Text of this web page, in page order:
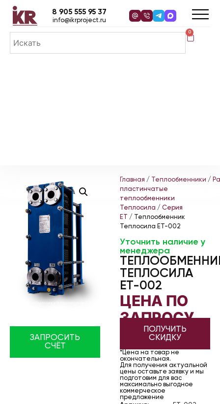
0
8 905 555 95 37
info@ikrproject.ru
ЗАПРОСИТЬ
СЧЁТ
Главная / Теплообменники /
пластинчатые
теплообменники
Теплосила / Серия
ЕТ / Теплообменник
Теплосила ET-002
Уточнить наличие у
менеджера
ТЕПЛОСИЛА
ET-002
ЦЕНА ПО
ЗАПРОСУ
ПОЛУЧИТЬ
СКИДКУ
*Цена на товар не
окончательная.
Для получения актуальной
цены оставьте заявку и мы
подготовим для вас
максимально выгодное
коммерческое
предложение